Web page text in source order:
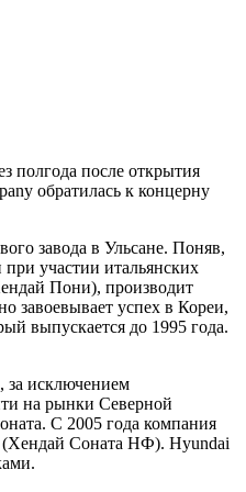
полгода после открытия
обратилась к концерну
завода в Ульсане. Поняв,
при участии итальянских
Пони), производит
завоевывает успех в Кореи,
выпускается до 1995 года.
за исключением
на рынки Северной
С 2005 года компания
Соната НФ). Hyundai